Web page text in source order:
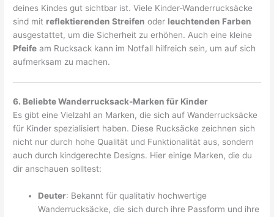
deines Kindes gut sichtbar ist. Viele Kinder-Wanderrucksäcke
sind mit reflektierenden Streifen oder leuchtenden Farben
ausgestattet, um die Sicherheit zu erhöhen. Auch eine kleine
Pfeife am Rucksack kann im Notfall hilfreich sein, um auf sich
aufmerksam zu machen.
6. Beliebte Wanderrucksack-Marken für Kinder
Es gibt eine Vielzahl an Marken, die sich auf Wanderrucksäcke
für Kinder spezialisiert haben. Diese Rucksäcke zeichnen sich
nicht nur durch hohe Qualität und Funktionalität aus, sondern
auch durch kindgerechte Designs. Hier einige Marken, die du
dir anschauen solltest:
Deuter: Bekannt für qualitativ hochwertige
Wanderrucksäcke, die sich durch ihre Passform und ihre